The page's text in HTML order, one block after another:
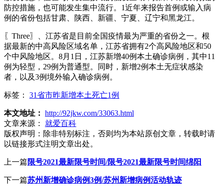
防控措施，也可能发生集中流行。1近年来报告首例或输入病
例的省份包括甘肃、陕西、新疆、宁夏、辽宁和黑龙江。
〖Three〗、江苏省是目前全国疫情最为严重的省份之一。根
据最新的中高风险区域名单，江苏省拥有2个高风险地区和50
个中风险地区。8月1日，江苏新增40例本土确诊病例，其中11
例为轻型，29例为普通型。同时，新增2例本土无症状感染
者，以及3例境外输入确诊病例。
标签： 31省市昨新增本土死亡1例
本文地址： http://92jkw.com/33063.html
文章来源：
就爱百科
版权声明： 除非特别标注，否则均为本站原创文章，转载时请
以链接形式注明文章出处。
上一篇限号2021最新限号时间/限号2021最新限号时间绵阳
下一篇苏州新增确诊病例3例/苏州新增病例活动轨迹